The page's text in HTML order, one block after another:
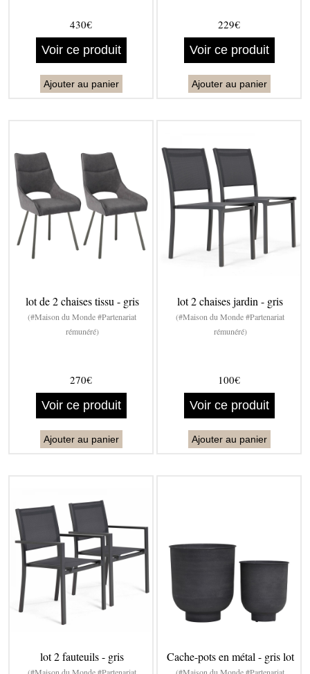
430€
Voir ce produit
Ajouter au panier
229€
Voir ce produit
Ajouter au panier
lot de 2 chaises tissu - gris
(#Maison du Monde #Partenariat
rémunéré)
270€
Voir ce produit
Ajouter au panier
lot 2 chaises jardin - gris
(#Maison du Monde #Partenariat
rémunéré)
100€
Voir ce produit
Ajouter au panier
lot 2 fauteuils - gris Cache-pots en métal - gris lot